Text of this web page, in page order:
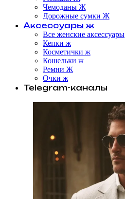
Чемоданы Ж
Дорожные сумки Ж
Аксессуары ж
Все женские аксессуары
Кепки ж
Косметички ж
Кошельки ж
Ремни Ж
Очки ж
Telegram-каналы